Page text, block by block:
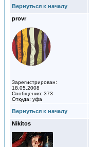
Вернуться к началу
provr
Зарегистрирован:
18.05.2008
Сообщения: 373
Откуда: уфа
Вернуться к началу
Nikitos